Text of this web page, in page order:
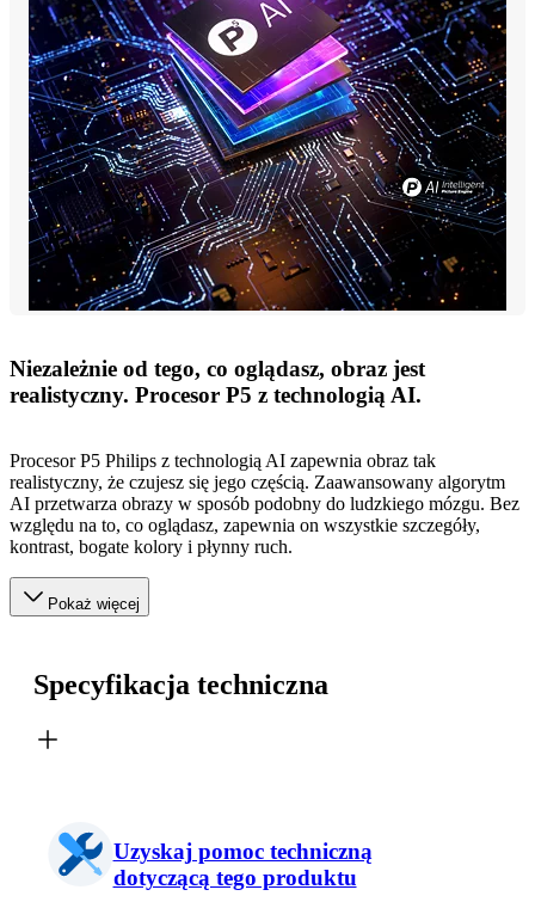
Niezależnie od tego, co oglądasz, obraz jest
realistyczny. Procesor P5 z technologią AI.
Procesor P5 Philips z technologią AI zapewnia obraz tak
realistyczny, że czujesz się jego częścią. Zaawansowany algorytm
AI przetwarza obrazy w sposób podobny do ludzkiego mózgu. Bez
względu na to, co oglądasz, zapewnia on wszystkie szczegóły,
kontrast, bogate kolory i płynny ruch.
Pokaż więcej
Specyfikacja techniczna
Uzyskaj pomoc techniczną
dotyczącą tego produktu